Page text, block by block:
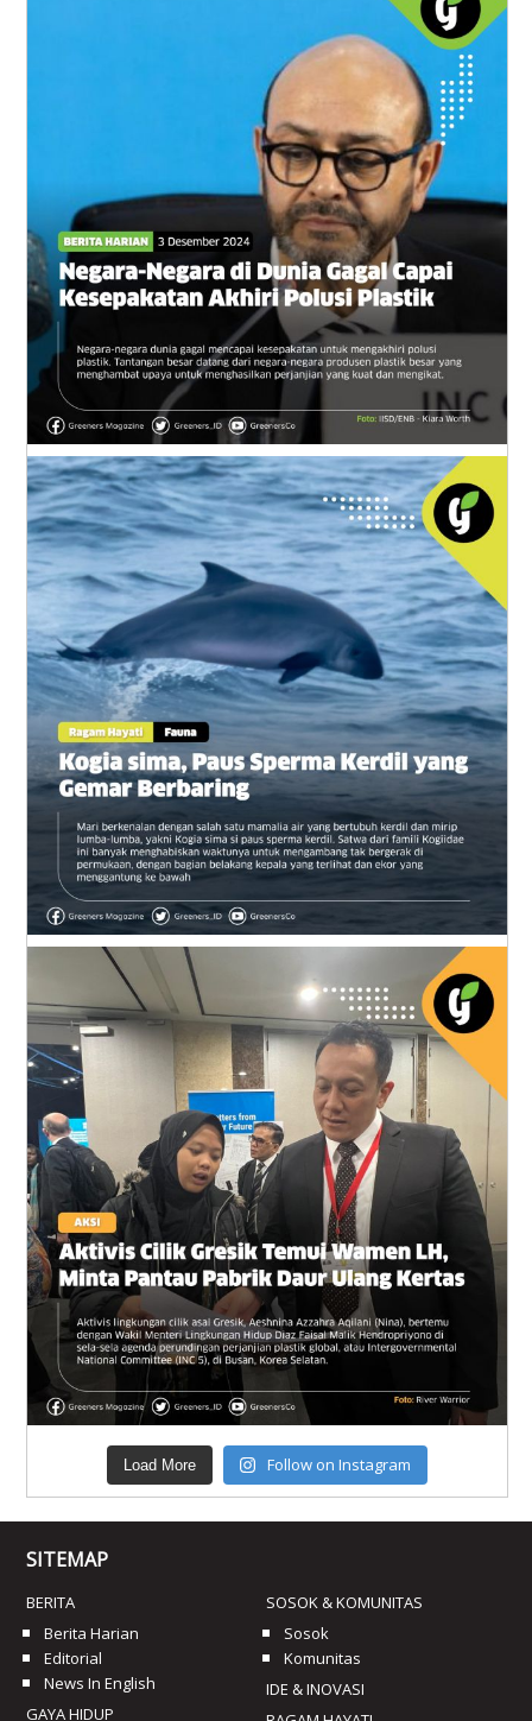
Load More Follow on Instagram
SITEMAP
BERITA
Berita Harian
Editorial
News In English
GAYA HIDUP
SOSOK & KOMUNITAS
Sosok
Komunitas
IDE & INOVASI